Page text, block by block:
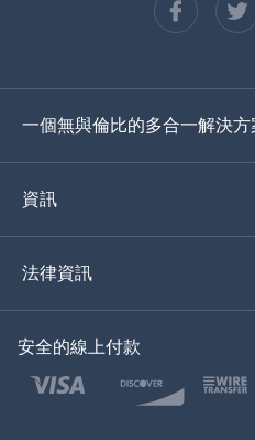
西班牙語
德語
土耳其語
波蘭語
一個無與倫比的多合一解決方
資訊
法律資訊
安全的線上付款